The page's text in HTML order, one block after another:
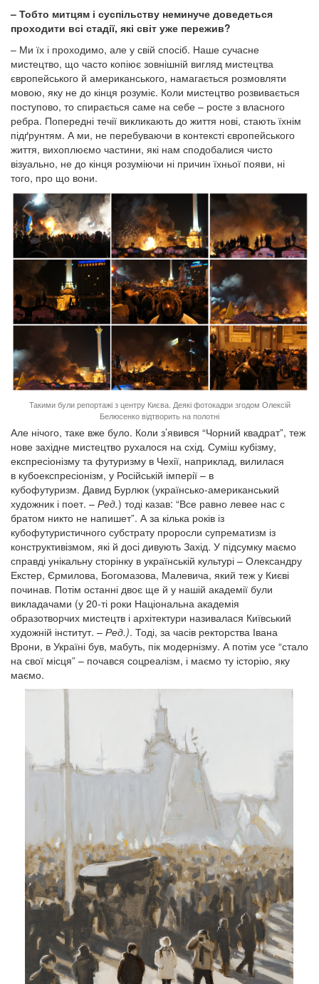
– Тобто митцям і суспільству неминуче доведеться
проходити всі стадії, які світ уже пережив?
– Ми їх і проходимо, але у свій спосіб. Наше сучасне
мистецтво, що часто копіює зовнішній вигляд мистецтва
європейського й американського, намагається розмовляти
мовою, яку не до кінця розуміє. Коли мистецтво розвивається
поступово, то спирається саме на себе – росте з власного
ребра. Попередні течії викликають до життя нові, стають їхнім
підґрунтям. А ми, не перебуваючи в контексті європейського
життя, вихоплюємо частини, які нам сподобалися чисто
візуально, не до кінця розуміючи ні причин їхньої появи, ні
того, про що вони.
Такими були репортажі з центру Києва. Деякі фотокадри згодом Олексій
Белюсенко відтворить на полотні
Але нічого, таке вже було. Коли з’явився “Чорний квадрат”, теж
нове західне мистецтво рухалося на схід. Суміш кубізму,
експресіонізму та футуризму в Чехії, наприклад, вилилася
в кубоекспресіонізм, у Російській імперії – в
кубофутуризм. Давид Бурлюк (українсько-американський
художник і поет. – Ред.) тоді казав: “Все равно левее нас с
братом никто не напишет”. А за кілька років із
кубофутуристичного субстрату проросли супрематизм із
конструктивізмом, які й досі дивують Захід. У підсумку маємо
справді унікальну сторінку в українській культурі – Олександру
Екстер, Єрмилова, Богомазова, Малевича, який теж у Києві
починав. Потім останні двоє ще й у нашій академії були
викладачами (у 20-ті роки Національна академія
образотворчих мистецтв і архітектури називалася Київський
художній інститут. – Ред.). Тоді, за часів ректорства Івана
Врони, в Україні був, мабуть, пік модернізму. А потім усе “стало
на свої місця” – почався соцреалізм, і маємо ту історію, яку
маємо.